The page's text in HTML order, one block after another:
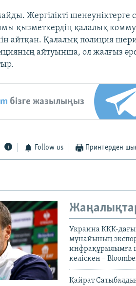
Жергілікті шенеуніктерге
қызметкердің қалалық
айтқан. Қалалық полиция
айтуынша, ол жалғыз
бізге жазылыңыз
Follow us Принтерден
Украина КҚК-дағы
мұнайының
инфрақұрылымға
келіскен –
Қайрат